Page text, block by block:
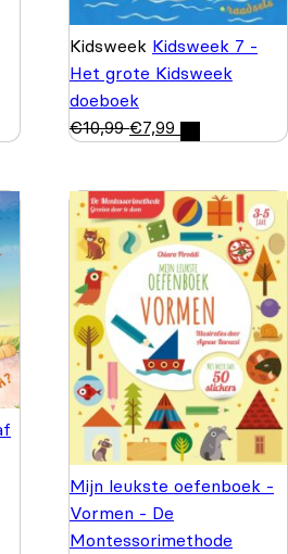
Kidsweek Kidsweek 7 -
Het grote Kidsweek
doeboek
€10,99 €7,99
Mijn leukste oefenboek -
Vormen - De
Montessorimethode